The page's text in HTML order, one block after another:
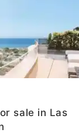
sale in Las